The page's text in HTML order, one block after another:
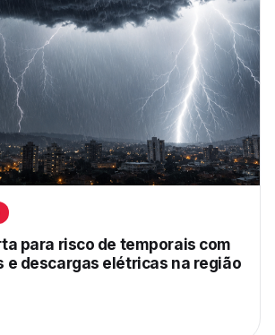
para risco de temporais com
e descargas elétricas na região